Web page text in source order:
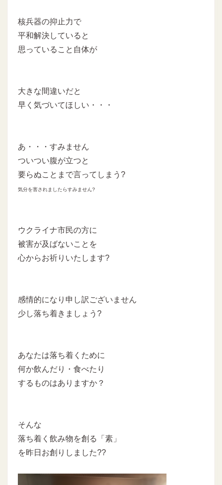
核兵器の抑止力で
平和解決していると
思っていること自体が
大きな間違いだと
早く気づいてほしい・・・
あ・・・すみません
ついつい腹が立つと
要らぬことまで言ってしまう?
気分を害されましたらすみません?
ウクライナ市民の方に
被害が及ばないことを
心からお祈りいたします?
感情的になり申し訳ございません
少し落ち着きましょう?
あなたは落ち着くために
何か飲んだり・食べたり
するものはありますか？
そんな
落ち着く飲み物を創る「素」
を昨日お創りしました??